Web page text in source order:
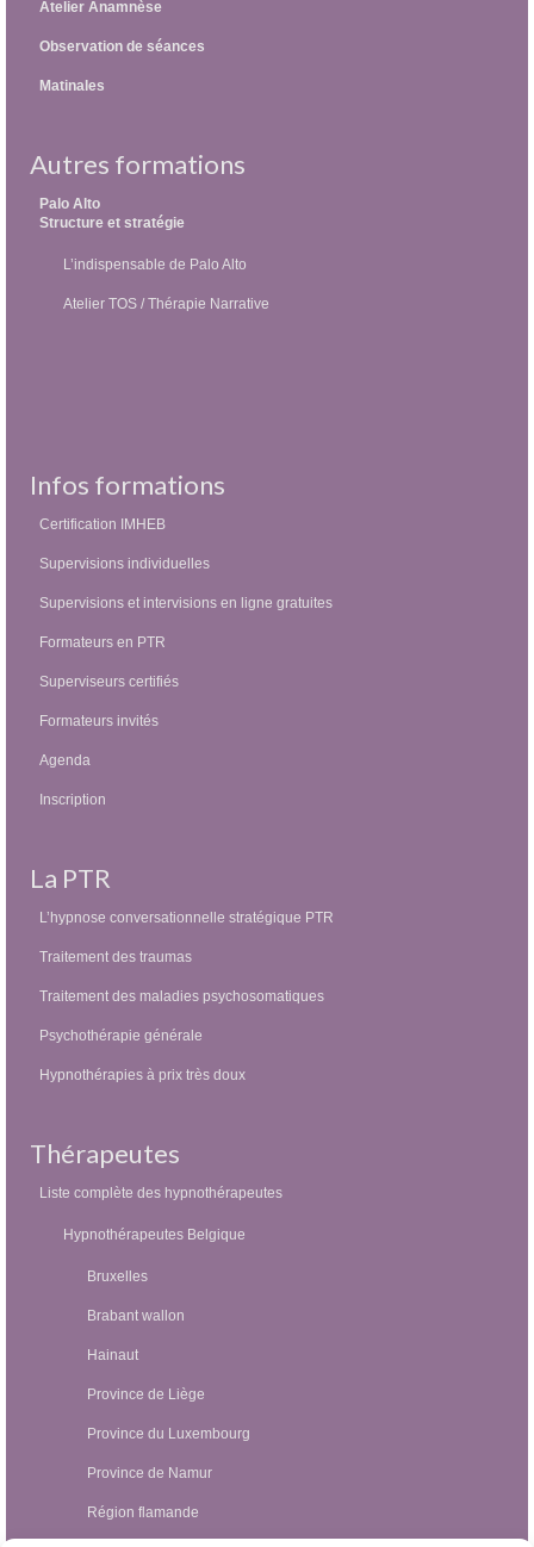
Atelier Anamnèse
Observation de séances
Matinales
Autres formations
Palo Alto
Structure et stratégie
L’indispensable de Palo Alto
Atelier TOS / Thérapie Narrative
Infos formations
Certification IMHEB
Supervisions individuelles
Supervisions et intervisions en ligne gratuites
Formateurs en PTR
Superviseurs certifiés
Formateurs invités
Agenda
Inscription
La PTR
L’hypnose conversationnelle stratégique PTR
Traitement des traumas
Traitement des maladies psychosomatiques
Psychothérapie générale
Hypnothérapies à prix très doux
Thérapeutes
Liste complète des hypnothérapeutes
Hypnothérapeutes Belgique
Bruxelles
Brabant wallon
Hainaut
Province de Liège
Province du Luxembourg
Province de Namur
Région flamande